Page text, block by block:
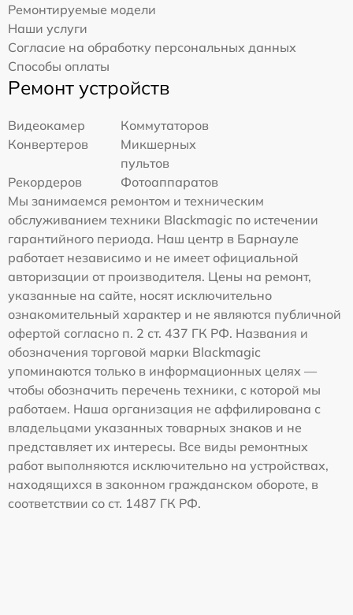
Ремонтируемые модели
Наши услуги
Согласие на обработку персональных данных
Способы оплаты
Ремонт устройств
Видеокамер
Коммутаторов
Конвертеров
Микшерных
пультов
Рекордеров
Фотоаппаратов
Мы занимаемся ремонтом и техническим
обслуживанием техники Blackmagic по истечении
гарантийного периода. Наш центр в Барнауле
работает независимо и не имеет официальной
авторизации от производителя. Цены на ремонт,
указанные на сайте, носят исключительно
ознакомительный характер и не являются публичной
офертой согласно п. 2 ст. 437 ГК РФ. Названия и
обозначения торговой марки Blackmagic
упоминаются только в информационных целях —
чтобы обозначить перечень техники, с которой мы
работаем. Наша организация не аффилирована с
владельцами указанных товарных знаков и не
представляет их интересы. Все виды ремонтных
работ выполняются исключительно на устройствах,
находящихся в законном гражданском обороте, в
соответствии со ст. 1487 ГК РФ.